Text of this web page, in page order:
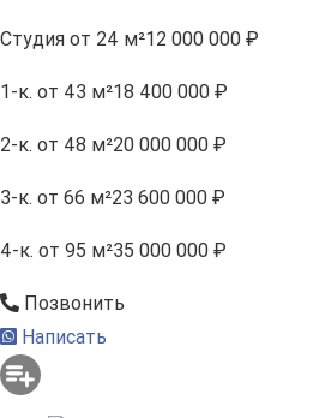
Студия от 24 м²12 000 000 ₽
1-к. от 43 м²18 400 000 ₽
2-к. от 48 м²20 000 000 ₽
3-к. от 66 м²23 600 000 ₽
4-к. от 95 м²35 000 000 ₽
Позвонить
Написать